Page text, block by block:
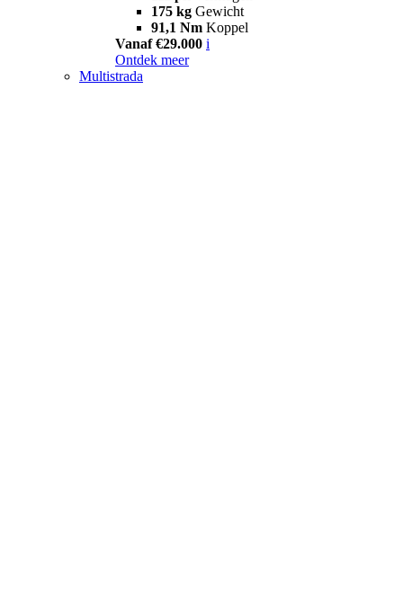
175 kg Gewicht
91,1 Nm Koppel
Vanaf €29.000 i
Ontdek meer
Multistrada